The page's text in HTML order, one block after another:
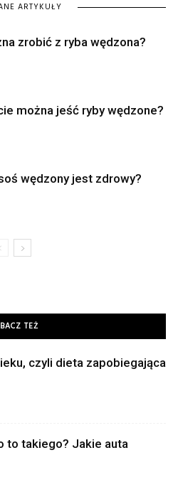
ARTYKUŁY
zrobić z ryba wędzona?
można jeść ryby wędzone?
wędzony jest zdrowy?
TEŻ
czyli dieta zapobiegająca
to takiego? Jakie auta